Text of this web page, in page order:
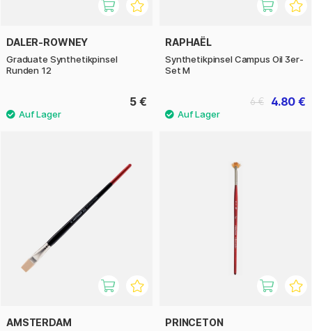
DALER-ROWNEY
Graduate Synthetikpinsel
Runden 12
5 €
RAPHAËL
Synthetikpinsel Campus Oil 3er-
Set M
4.80 €
6 €
AMSTERDAM PRINCETON